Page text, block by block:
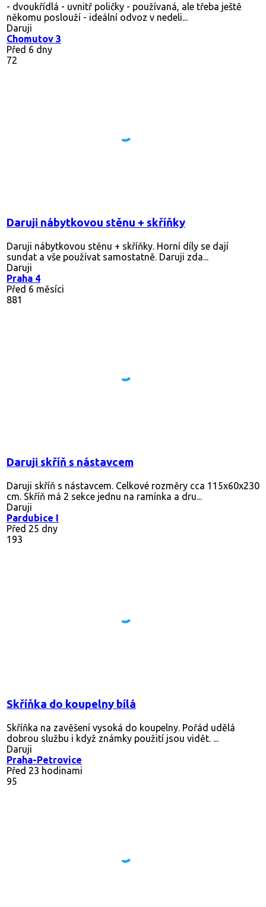
- dvoukřídlá - uvnitř poličky - používaná, ale třeba ještě
někomu poslouží - ideální odvoz v nedeli...
Daruji
Chomutov 3
Před 6 dny
72
Daruji nábytkovou stěnu + skříňky
Daruji nábytkovou stěnu + skříňky. Horní díly se dají
sundat a vše používat samostatně. Daruji zda...
Daruji
Praha 4
Před 6 měsíci
881
Daruji skříň s nástavcem
Daruji skříň s nástavcem. Celkové rozměry cca 115x60x230
cm. Skříň má 2 sekce jednu na ramínka a dru...
Daruji
Pardubice I
Před 25 dny
193
Skříňka do koupelny bílá
Skříňka na zavěšení vysoká do koupelny. Pořád udělá
dobrou službu i když známky použití jsou vidět. ...
Daruji
Praha-Petrovice
Před 23 hodinami
95